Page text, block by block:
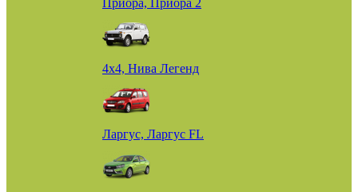
Приора, Приора 2
4х4, Нива Легенд
Ларгус, Ларгус FL